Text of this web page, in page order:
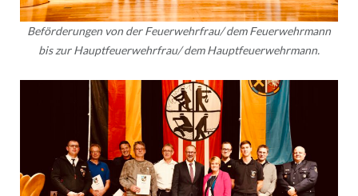
Beförderungen von der Feuerwehrfrau/ dem Feuerwehrmann
bis zur Hauptfeuerwehrfrau/ dem Hauptfeuerwehrmann.